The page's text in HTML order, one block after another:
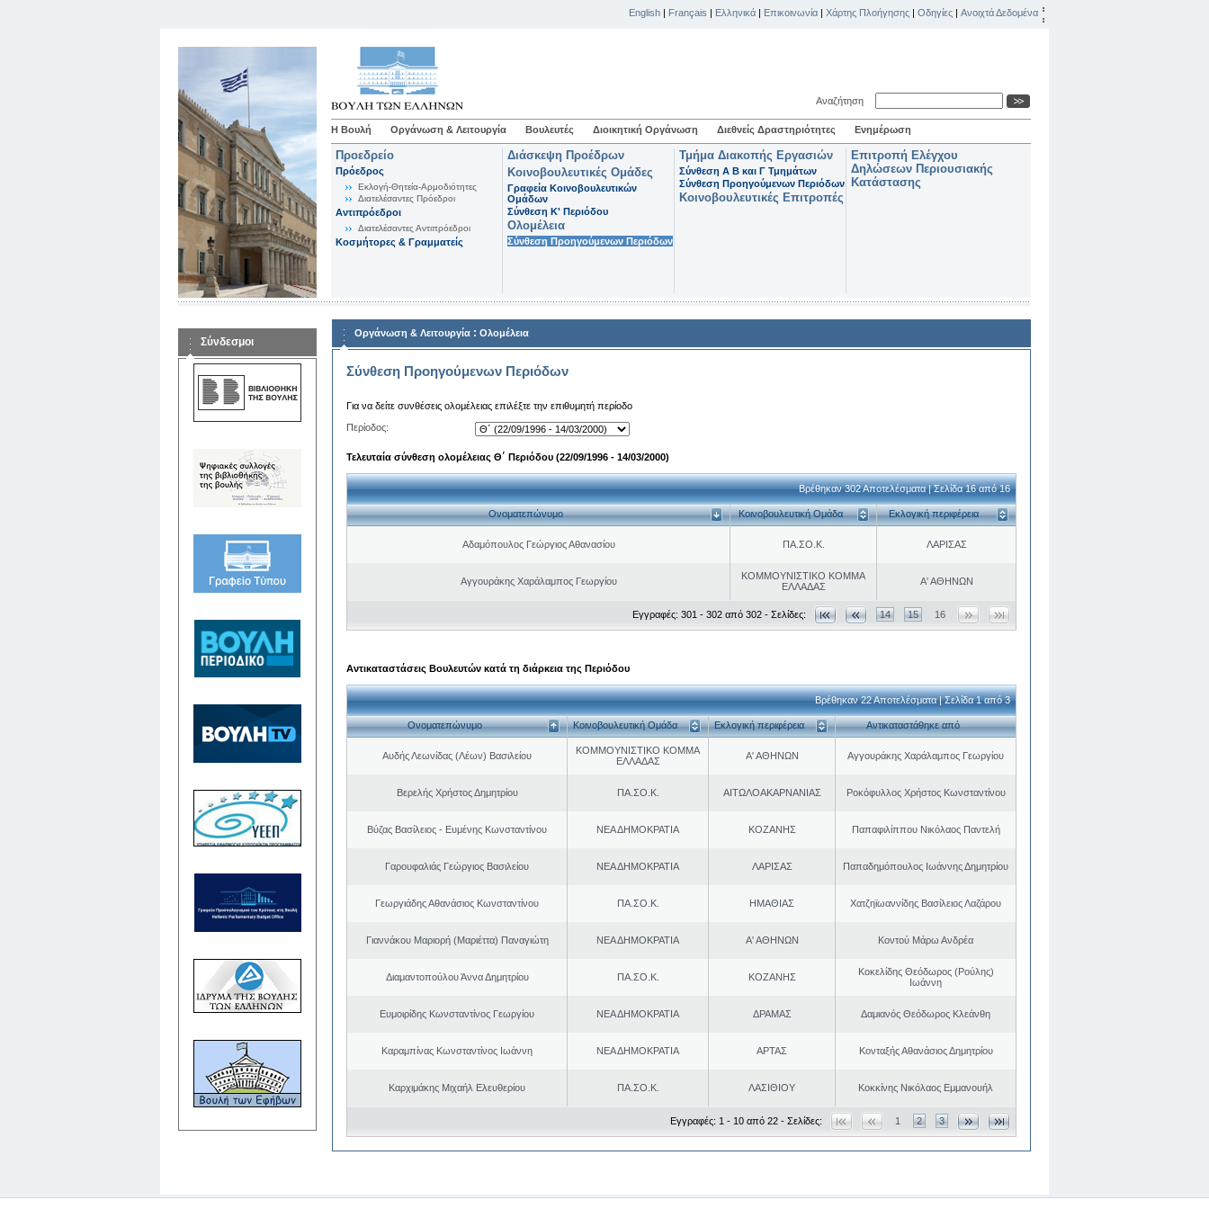
English | Français | Ελληνικά | Επικοινωνία | Χάρτης Πλοήγησης | Οδηγίες | Ανοιχτά Δεδομένα
Αναζήτηση
Η Βουλή Οργάνωση & Λειτουργία Βουλευτές Διοικητική Οργάνωση Διεθνείς Δραστηριότητες Ενημέρωση
Προεδρείο
Πρόεδρος
Εκλογή-Θητεία-Αρμοδιότητες
Διατελέσαντες Πρόεδροι
Αντιπρόεδροι
Διατελέσαντες Αντιπρόεδροι
Κοσμήτορες & Γραμματείς
Διάσκεψη Προέδρων
Κοινοβουλευτικές Ομάδες
Γραφεία Κοινοβουλευτικών
Ομάδων
Σύνθεση K' Περιόδου
Ολομέλεια
Σύνθεση Προηγούμενων Περιόδων
Τμήμα Διακοπής Εργασιών
Σύνθεση Α Β και Γ Τμημάτων
Σύνθεση Προηγούμενων Περιόδων
Κοινοβουλευτικές Επιτροπές
Επιτροπή Ελέγχου
Δηλώσεων Περιουσιακής
Κατάστασης
Σύνδεσμοι
Οργάνωση & Λειτουργία : Ολομέλεια
Σύνθεση Προηγούμενων Περιόδων
Για να δείτε συνθέσεις ολομέλειας επιλέξτε την επιθυμητή περίοδο
Περίοδος:
Τελευταία σύνθεση ολομέλειας Θ΄ Περιόδου (22/09/1996 - 14/03/2000)
Βρέθηκαν 302 Αποτελέσματα | Σελίδα 16 από 16
Ονοματεπώνυμο Κοινοβουλευτική Ομάδα Εκλογική περιφέρεια
Αδαμόπουλος Γεώργιος Αθανασίου ΠΑ.ΣΟ.Κ. ΛΑΡΙΣΑΣ
Αγγουράκης Χαράλαμπος Γεωργίου
ΚΟΜΜΟΥΝΙΣΤΙΚΟ ΚΟΜΜΑ
ΕΛΛΑΔΑΣ
Α' ΑΘΗΝΩΝ
Εγγραφές: 301 - 302 από 302 - Σελίδες: 14 15 16
Αντικαταστάσεις Βουλευτών κατά τη διάρκεια της Περιόδου
Βρέθηκαν 22 Αποτελέσματα | Σελίδα 1 από 3
Ονοματεπώνυμο Κοινοβουλευτική Ομάδα Εκλογική περιφέρεια Αντικαταστάθηκε από
Αυδής Λεωνίδας (Λέων) Βασιλείου
ΚΟΜΜΟΥΝΙΣΤΙΚΟ ΚΟΜΜΑ
ΕΛΛΑΔΑΣ
Α' ΑΘΗΝΩΝ Αγγουράκης Χαράλαμπος Γεωργίου
Βερελής Χρήστος Δημητρίου ΠΑ.ΣΟ.Κ. ΑΙΤΩΛΟΑΚΑΡΝΑΝΙΑΣ Ροκόφυλλος Χρήστος Κωνσταντίνου
Βύζας Βασίλειος - Ευμένης Κωνσταντίνου ΝΕΑ ΔΗΜΟΚΡΑΤΙΑ ΚΟΖΑΝΗΣ Παπαφιλίππου Νικόλαος Παντελή
Γαρουφαλιάς Γεώργιος Βασιλείου ΝΕΑ ΔΗΜΟΚΡΑΤΙΑ ΛΑΡΙΣΑΣ Παπαδημόπουλος Ιωάννης Δημητρίου
Γεωργιάδης Αθανάσιος Κωνσταντίνου ΠΑ.ΣΟ.Κ. ΗΜΑΘΙΑΣ Χατζηϊωαννίδης Βασίλειος Λαζάρου
Γιαννάκου Μαριορή (Μαριέττα) Παναγιώτη ΝΕΑ ΔΗΜΟΚΡΑΤΙΑ Α' ΑΘΗΝΩΝ Κοντού Μάρω Ανδρέα
Διαμαντοπούλου Άννα Δημητρίου ΠΑ.ΣΟ.Κ. ΚΟΖΑΝΗΣ
Κοκελίδης Θεόδωρος (Ρούλης)
Ιωάννη
Ευμοιρίδης Κωνσταντίνος Γεωργίου ΝΕΑ ΔΗΜΟΚΡΑΤΙΑ ΔΡΑΜΑΣ Δαμιανός Θεόδωρος Κλεάνθη
Καραμπίνας Κωνσταντίνος Ιωάννη ΝΕΑ ΔΗΜΟΚΡΑΤΙΑ ΑΡΤΑΣ Κονταξής Αθανάσιος Δημητρίου
Καρχιμάκης Μιχαήλ Ελευθερίου ΠΑ.ΣΟ.Κ. ΛΑΣΙΘΙΟΥ Κοκκίνης Νικόλαος Εμμανουήλ
Εγγραφές: 1 - 10 από 22 - Σελίδες: 1 2 3